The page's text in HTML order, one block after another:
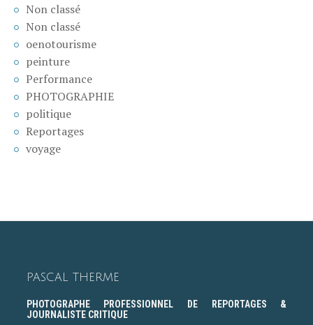
Non classé
Non classé
oenotourisme
peinture
Performance
PHOTOGRAPHIE
politique
Reportages
voyage
PASCAL THERME
PHOTOGRAPHE PROFESSIONNEL DE REPORTAGES &
JOURNALISTE CRITIQUE